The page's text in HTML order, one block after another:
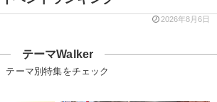
2026年8月6日
テーマWalker
テーマ別特集をチェック